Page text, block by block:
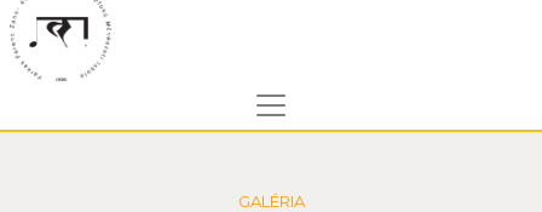
GALÉRIA